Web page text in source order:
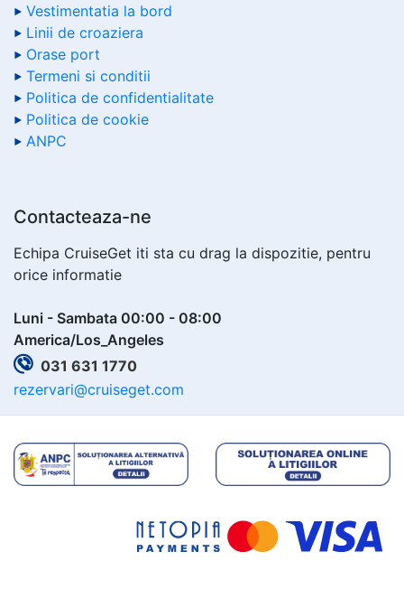
Vestimentatia la bord
Linii de croaziera
Orase port
Termeni si conditii
Politica de confidentialitate
Politica de cookie
ANPC
Contacteaza-ne
Echipa CruiseGet iti sta cu drag la dispozitie, pentru
orice informatie
Luni - Sambata 00:00 - 08:00
America/Los_Angeles
031 631 1770
rezervari@cruiseget.com